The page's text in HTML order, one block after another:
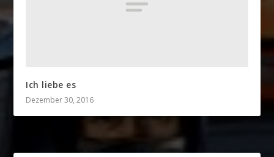
Ich liebe es
Dezember 30, 2016